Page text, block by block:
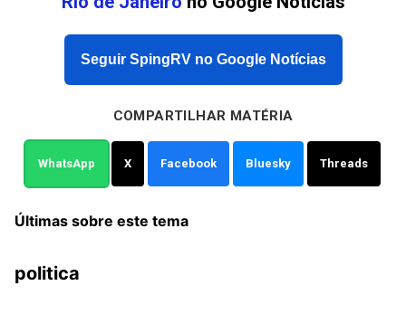
Seguir SpingRV no Google Notícias
COMPARTILHAR MATÉRIA
WhatsApp X Facebook Bluesky Threads
Últimas sobre este tema
politica